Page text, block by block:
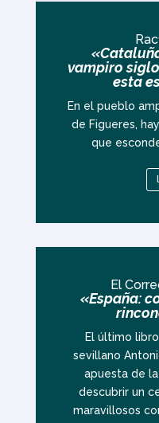
vampiro
esta
En el pueblo
de Figueres,
que
El
«España:
El último
sevillano
apuesta de
descubrir un
maravillosos